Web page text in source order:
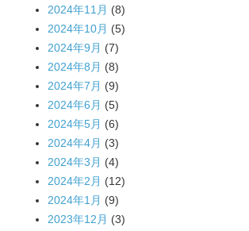
2024年11月 (8)
2024年10月 (5)
2024年9月 (7)
2024年8月 (8)
2024年7月 (9)
2024年6月 (5)
2024年5月 (6)
2024年4月 (3)
2024年3月 (4)
2024年2月 (12)
2024年1月 (9)
2023年12月 (3)